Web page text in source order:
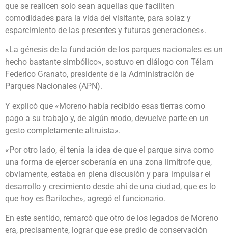
que se realicen solo sean aquellas que faciliten
comodidades para la vida del visitante, para solaz y
esparcimiento de las presentes y futuras generaciones».
«La génesis de la fundación de los parques nacionales es un
hecho bastante simbólico», sostuvo en diálogo con Télam
Federico Granato, presidente de la Administración de
Parques Nacionales (APN).
Y explicó que «Moreno había recibido esas tierras como
pago a su trabajo y, de algún modo, devuelve parte en un
gesto completamente altruista».
«Por otro lado, él tenía la idea de que el parque sirva como
una forma de ejercer soberanía en una zona limítrofe que,
obviamente, estaba en plena discusión y para impulsar el
desarrollo y crecimiento desde ahí de una ciudad, que es lo
que hoy es Bariloche», agregó el funcionario.
En este sentido, remarcó que otro de los legados de Moreno
era, precisamente, lograr que ese predio de conservación